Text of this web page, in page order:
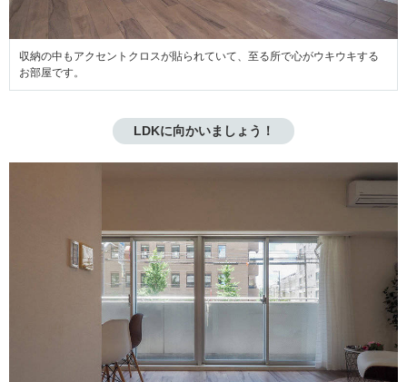
収納の中もアクセントクロスが貼られていて、至る所で心がウキウキする
お部屋です。
LDKに向かいましょう！